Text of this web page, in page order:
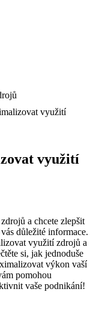
využití
využití
a chcete zlepšit
důležité informace.
využití zdrojů a
si, jak jednoduše
výkon vaší
pomohou
vaše podnikání!